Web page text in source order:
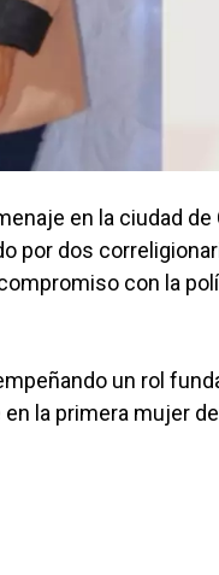
en la ciudad
por dos
con la
un rol
la primera mujer